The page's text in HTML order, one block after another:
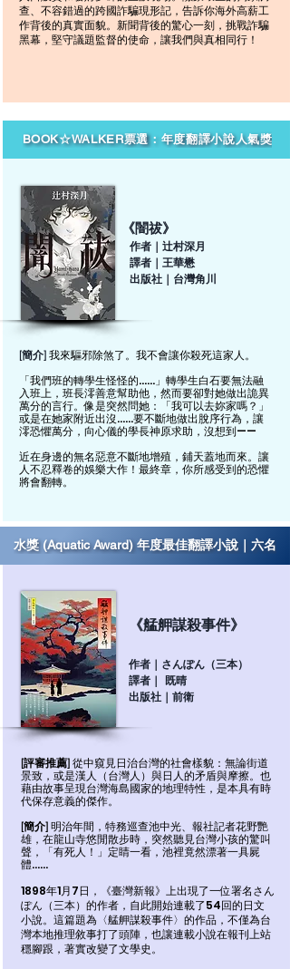
查、不容錯過的跨國詐騙現形記，告訴你海外高薪工
作背後的真實面貌。新聞背後的驚心一刻，挑戰詐騙
黑幕，堅守議題監督的使命，讓我們與真相同行！
BOOK☆WALKER票選：年度翻譯小說人氣獎
《闇祓》
作者｜辻村深月
譯者｜王華懋
出版社｜台灣角川
[簡介] 我來驅邪除煞了。我不會讓你殺死這家人。
「我們班的轉學生怪怪的……」轉學生白石要無法融
入班上，班長澪善意幫助他，然而要卻對她做出詭異
萬分的言行。像是突然問她：「我可以去妳家嗎？」
或是在她家附近出沒……要不斷地做出脫序行為，讓
澪恐懼萬分，向心儀的學長神原求助，沒想到——
近在身邊的無名惡意不斷地增殖，鋪天蓋地而來。讓
人不忍釋卷的娛樂大作！最終章，你所感受到的恐懼
將會翻轉。
水獎 (Aquatic Award) 年度最佳翻譯小說｜六名
《艋舺謀殺事件》
作者｜さんぽん（三本）
譯者｜ 既晴
出版社｜前衛
[評審推薦] 從中窺見日治台灣的社會樣貌：無論街道
景致，或是漢人（台灣人）與日人的矛盾與摩擦。也
藉由故事呈現台灣海島國家的地理特性，是本具有時
代保存意義的傑作。
[簡介] 明治年間，特務巡查池中光、報社記者花野艷
雄，在龍山寺悠閒散步時，突然聽見台灣小孩的驚叫
聲，「有死人！」定睛一看，池裡竟然漂著一具屍
體……
1898年1月7日，《臺灣新報》上出現了一位署名さん
ぽん（三本）的作者，自此開始連載了54回的日文
小說。這篇題為〈艋舺謀殺事件〉的作品，不僅為台
灣本地推理敘事打了頭陣，也讓連載小說在報刊上站
穩腳跟，著實改變了文學史。